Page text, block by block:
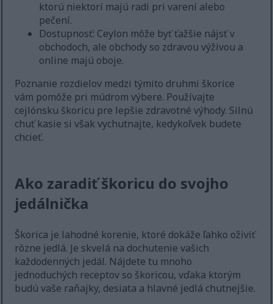
ktorú niektorí majú radi pri varení alebo
pečení.
Dostupnosť: Ceylon môže byť ťažšie nájsť v
obchodoch, ale obchody so zdravou výživou a
online majú oboje.
Poznanie rozdielov medzi týmito druhmi škorice
vám pomôže pri múdrom výbere. Používajte
cejlónsku škoricu pre lepšie zdravotné výhody. Silnú
chuť kasie si však vychutnajte, kedykoľvek budete
chcieť.
Ako zaradiť škoricu do svojho
jedálnička
Škorica je lahodné korenie, ktoré dokáže ľahko oživiť
rôzne jedlá. Je skvelá na dochutenie vašich
každodenných jedál. Nájdete tu mnoho
jednoduchých receptov so škoricou, vďaka ktorým
budú vaše raňajky, desiata a hlavné jedlá chutnejšie.